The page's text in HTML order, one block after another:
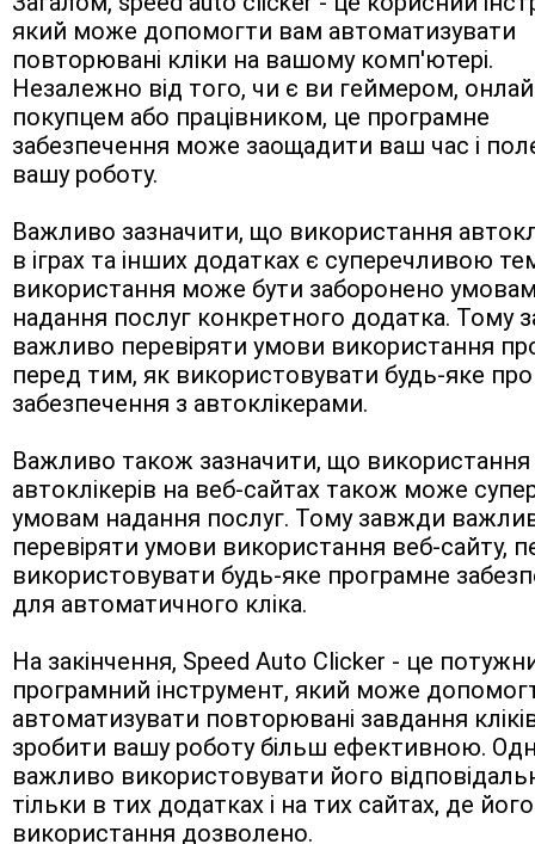
який може допомогти вам автоматизувати
повторювані кліки на вашому комп'ютері.
Незалежно від того, чи є ви геймером,
покупцем або працівником, це програмне
забезпечення може заощадити ваш час і
вашу роботу.
Важливо зазначити, що використання
в іграх та інших додатках є суперечливою
використання може бути заборонено
надання послуг конкретного додатка. Тому
важливо перевіряти умови використання
перед тим, як використовувати будь-яке
забезпечення з автоклікерами.
Важливо також зазначити, що використання
автоклікерів на веб-сайтах також може
умовам надання послуг. Тому завжди
перевіряти умови використання веб-сайту,
використовувати будь-яке програмне
для автоматичного кліка.
На закінчення, Speed Auto Clicker - це
програмний інструмент, який може
автоматизувати повторювані завдання
зробити вашу роботу більш ефективною.
важливо використовувати його
тільки в тих додатках і на тих сайтах, де його
використання дозволено.